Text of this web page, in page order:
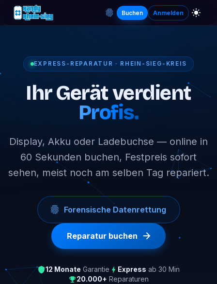
Buchen Anmelden
EXPRESS-REPARATUR · RHEIN-SIEG-KREIS
Ihr Gerät verdient
Profis.
Display, Akku oder Ladebuchse — online in
60 Sekunden buchen, Festpreis sofort
sehen, meist noch am selben Tag repariert.
Forensische Datenrettung
Reparatur buchen
12 Monate Garantie Express ab 30 Min
20.000+ Reparaturen